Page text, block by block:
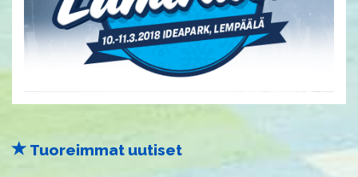
Tuoreimmat uutiset